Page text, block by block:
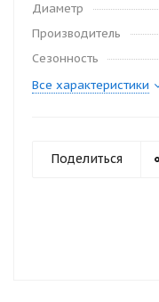
Диаметр
Производитель
Сезонность
Все характеристики
Поделиться